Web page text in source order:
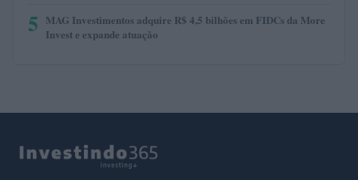
5 MAG Investimentos adquire R$ 4,5 bilhões em FIDCs da More
Invest e expande atuação